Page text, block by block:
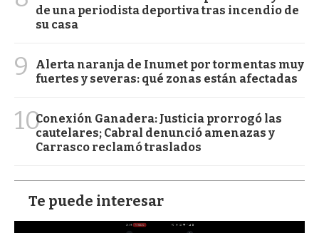
de una periodista deportiva tras incendio de
su casa
9
Alerta naranja de Inumet por tormentas muy
fuertes y severas: qué zonas están afectadas
10Conexión Ganadera: Justicia prorrogó las
cautelares; Cabral denunció amenazas y
Carrasco reclamó traslados
Te puede interesar